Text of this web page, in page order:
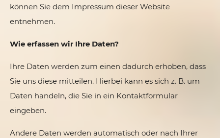
können Sie dem Impressum dieser Website
entnehmen.
Wie erfassen wir Ihre Daten?
Ihre Daten werden zum einen dadurch erhoben, dass
Sie uns diese mitteilen. Hierbei kann es sich z. B. um
Daten handeln, die Sie in ein Kontaktformular
eingeben.
Andere Daten werden automatisch oder nach Ihrer